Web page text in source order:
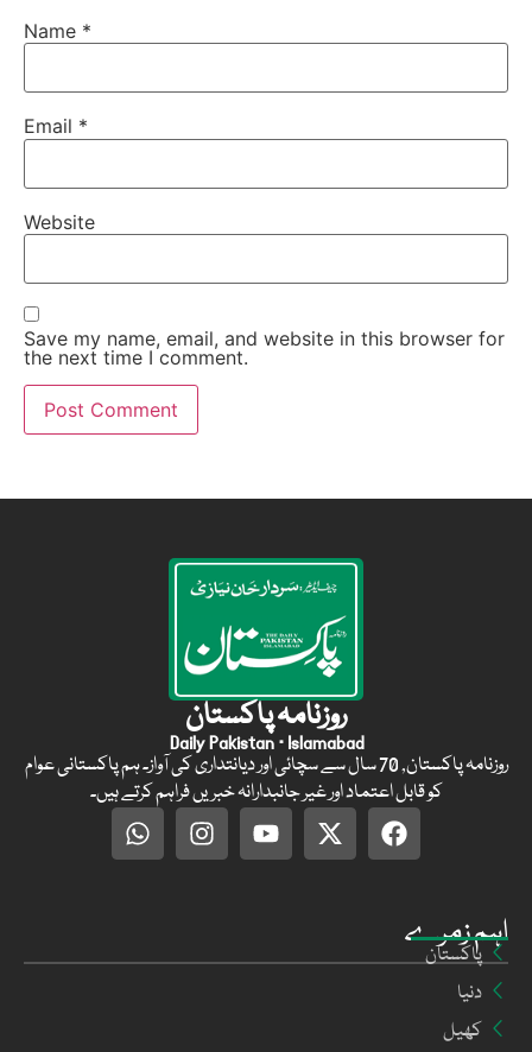
Name *
Email *
Website
Save my name, email, and website in this browser for
the next time I comment.
اہم زمرے
پاکستان
دنیا
کھیل
روزنامہ پاکستان
Daily Pakistan · Islamabad
روزنامہ پاکستان, 70 سال سے سچائی اور دیانتداری کی آواز۔ ہم پاکستانی عوام
کو قابل اعتماد اور غیر جانبدارانہ خبریں فراہم کرتے ہیں۔